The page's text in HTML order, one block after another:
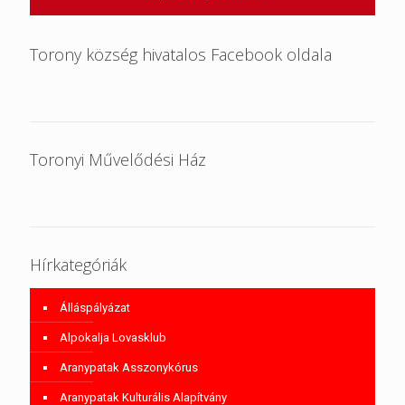
Torony község hivatalos Facebook oldala
Toronyi Művelődési Ház
Hírkategóriák
Álláspályázat
Alpokalja Lovasklub
Aranypatak Asszonykórus
Aranypatak Kulturális Alapítvány